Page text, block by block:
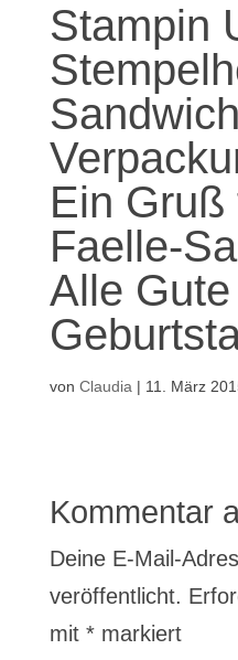
Stampin
Ein Gruß
Faelle-
Alle
von Claudia | 11. März
Kommentar
Deine E-Mail-
veröffentlicht.
mit *markiert